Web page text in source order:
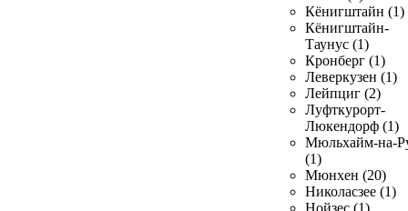
Кёнигштайн (1)
Кёнигштайн-
Таунус (1)
Кронберг (1)
Леверкузен (1)
Лейпциг (2)
Луфткурорт-
Люкендорф (1)
Мюльхайм-на-
(1)
Мюнхен (20)
Николасзее (1)
Нойзес (1)